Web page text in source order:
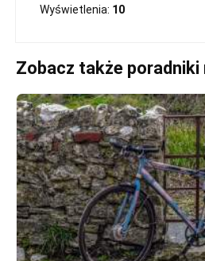
Wyświetlenia: 10
Zobacz także poradniki